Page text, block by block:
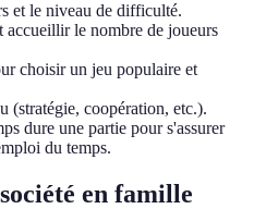
et le niveau de difficulté.
accueillir le nombre de joueurs
choisir un jeu populaire et
(stratégie, coopération, etc.).
dure une partie pour s'assurer
du temps.
en famille